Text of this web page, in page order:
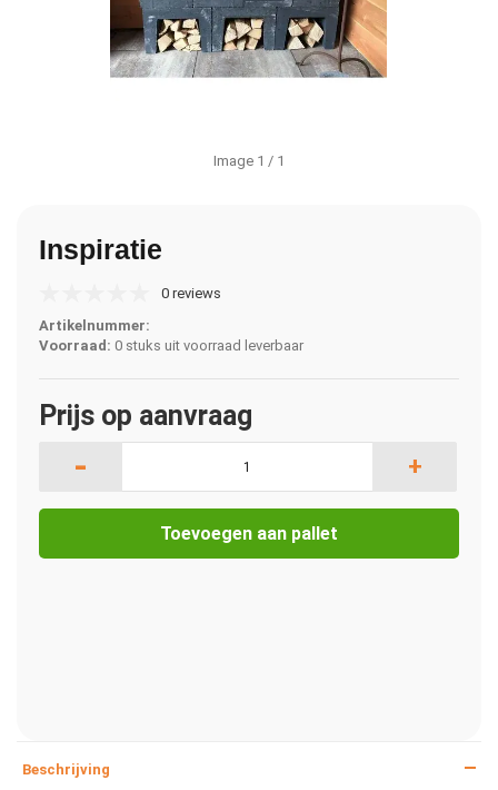
Image 1 / 1
Inspiratie
0 reviews
Artikelnummer:
Voorraad: 0 stuks uit voorraad leverbaar
Prijs op aanvraag
- +
Toevoegen aan pallet
Beschrijving